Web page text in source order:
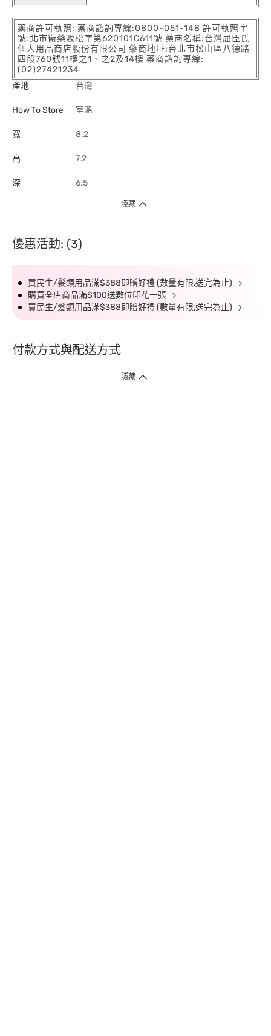
藥商許可執照: 藥商諮詢專線:0800-051-148 許可執照字
號:北市衛藥販松字第620101C611號 藥商名稱:台灣屈臣氏
個人用品商店股份有限公司 藥商地址:台北市松山區八德路
四段760號11樓之1、之2及14樓 藥商諮詢專線:
(02)27421234
產地
台灣
How To Store 室溫
寬 8.2
高 7.2
深 6.5
隱藏
優惠活動: (3)
買民生/髮類用品滿$388即贈好禮 (數量有限,送完為止)
購買全店商品滿$100送數位印花一張
買民生/髮類用品滿$388即贈好禮 (數量有限,送完為止)
付款方式與配送方式
隱藏